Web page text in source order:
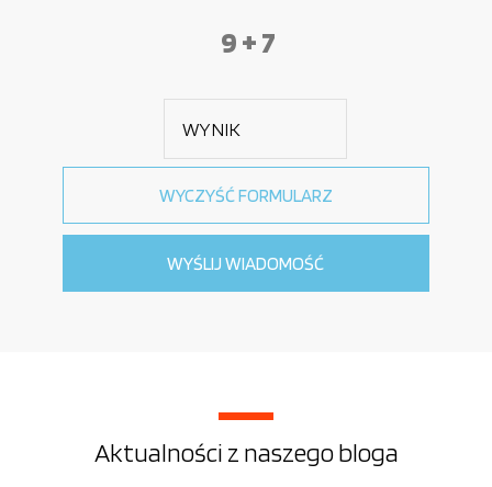
9 + 7
Aktualności z naszego bloga